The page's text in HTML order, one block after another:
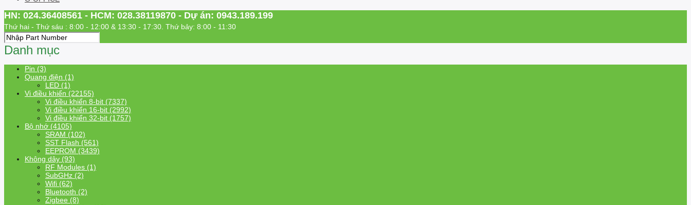
HN: 024.36408561 - HCM: 028.38119870 - Dự án: 0943.189.199
Thứ hai - Thứ sáu : 8:00 - 12:00 & 13:30 - 17:30. Thứ bảy: 8:00 - 11:30
Danh mục
Pin (3)
Quang điện (1)
LED (1)
Vi điều khiển (22155)
Vi điều khiển 8-bit (7337)
Vi điều khiển 16-bit (2992)
Vi điều khiển 32-bit (1757)
Bộ nhớ (4105)
SRAM (102)
SST Flash (561)
EEPROM (3439)
Không dây (93)
RF Modules (1)
SubGHz (2)
Wifi (62)
Bluetooth (2)
Zigbee (8)